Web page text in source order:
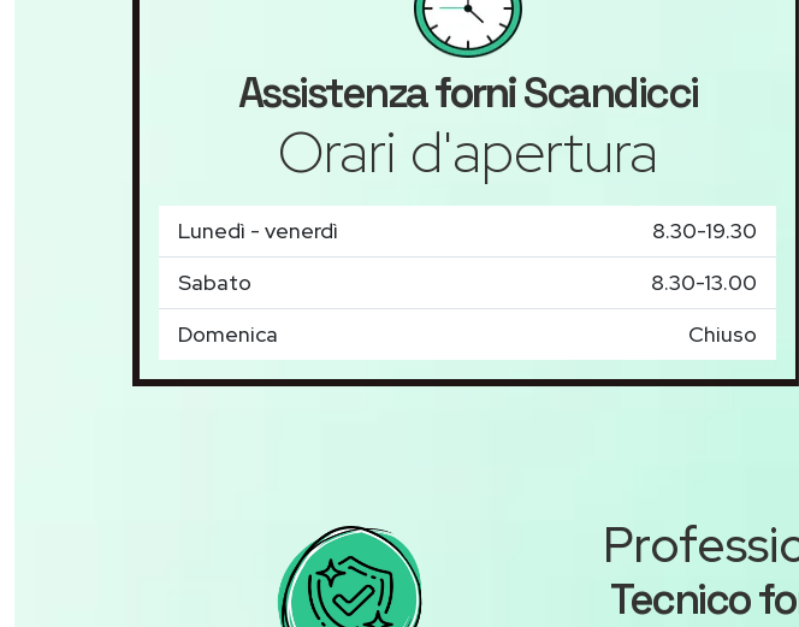
AssistenzaforniScandicci
Orari d'apertura
Lunedì - venerdì
8.30-19.30
Sabato
8.30-13.00
Domenica
Chiuso
Tecnico